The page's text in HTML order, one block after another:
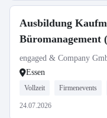
Ausbildung
Büromanagement
engaged & Company
Essen
Vollzeit Firmenevents
24.07.2026